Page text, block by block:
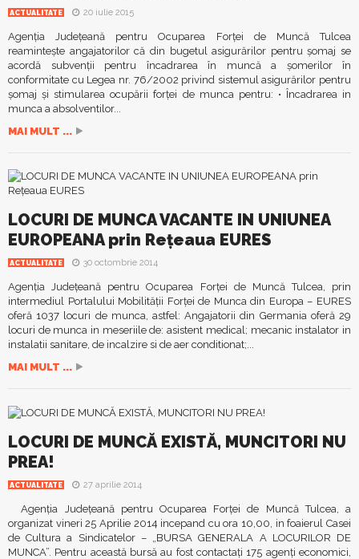
ACTUALITATE 20 iulie 2015
Agenţia Judeţeană pentru Ocuparea Forţei de Muncă Tulcea
reaminteşte angajatorilor că din bugetul asigurărilor pentru şomaj se
acordă subvenţii pentru încadrarea în muncă a şomerilor în
conformitate cu Legea nr. 76/2002 privind sistemul asigurărilor pentru
şomaj şi stimularea ocupării forţei de munca pentru: • Încadrarea in
munca a absolventilor...
MAI MULT ...
LOCURI DE MUNCA VACANTE IN UNIUNEA
EUROPEANA prin Reţeaua EURES
ACTUALITATE 30 octombrie 2014
Agenţia Judeţeană pentru Ocuparea Forţei de Muncă Tulcea, prin
intermediul Portalului Mobilităţii Forţei de Munca din Europa – EURES
oferă 1037 locuri de munca, astfel: Angajatorii din Germania oferă 29
locuri de munca in meseriile de: asistent medical; mecanic instalator in
instalatii sanitare, de incalzire si de aer conditionat;...
MAI MULT ...
LOCURI DE MUNCĂ EXISTĂ, MUNCITORI NU
PREA!
ACTUALITATE 27 aprilie 2014
Agenţia Judeţeană pentru Ocuparea Forţei de Muncă Tulcea, a
organizat vineri 25 Aprilie 2014 incepand cu ora 10,00, in foaierul Casei
de Cultura a Sindicatelor – „BURSA GENERALA A LOCURILOR DE
MUNCA”. Pentru această bursă au fost contactaţi 175 agenţi economici,